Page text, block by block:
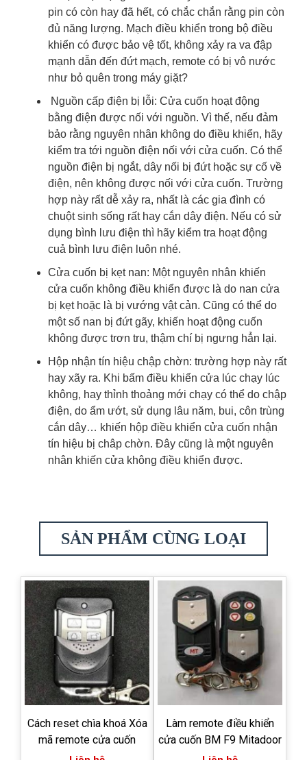
pin có còn hay đã hết, có chắc chắn rằng pin còn
đủ năng lượng. Mạch điều khiển trong bộ điều
khiển có được bảo vệ tốt, không xảy ra va đập
mạnh dẫn đến đứt mạch, remote có bị vô nước
như bỏ quên trong máy giặt?
Nguồn cấp điện bị lỗi: Cửa cuốn hoạt động
bằng điện được nối với nguồn. Vì thế, nếu đảm
bảo rằng nguyên nhân không do điều khiển, hãy
kiểm tra tới nguồn điện nối với cửa cuốn. Có thể
nguồn điện bị ngắt, dây nối bị đứt hoặc sự cố về
điện, nên không được nối với cửa cuốn. Trường
hợp này rất dễ xảy ra, nhất là các gia đình có
chuột sinh sống rất hay cắn dây điện. Nếu có sử
dụng bình lưu điện thì hãy kiểm tra hoạt động
cuả bình lưu điện luôn nhé.
Cửa cuốn bị kẹt nan: Một nguyên nhân khiến
cửa cuốn không điều khiển được là do nan cửa
bị kẹt hoặc là bị vướng vật cản. Cũng có thể do
một số nan bị đứt gãy, khiến hoạt động cuốn
không được trơn tru, thậm chí bị ngưng hẳn lại.
Hộp nhận tín hiệu chập chờn: trường hợp này rất
hay xãy ra. Khi bấm điều khiển cửa lúc chạy lúc
không, hay thỉnh thoảng mới chạy có thể do chập
điện, do ẩm ướt, sử dụng lâu năm, bui, côn trùng
cắn dây… khiến hộp điều khiển cửa cuốn nhận
tín hiệu bị châp chờn. Đây cũng là một nguyên
nhân khiến cửa không điều khiển được.
SẢN PHẨM CÙNG LOẠI
Cách reset chìa khoá Xóa
mã remote cửa cuốn
Làm remote điều khiển
cửa cuốn BM F9 Mitadoor